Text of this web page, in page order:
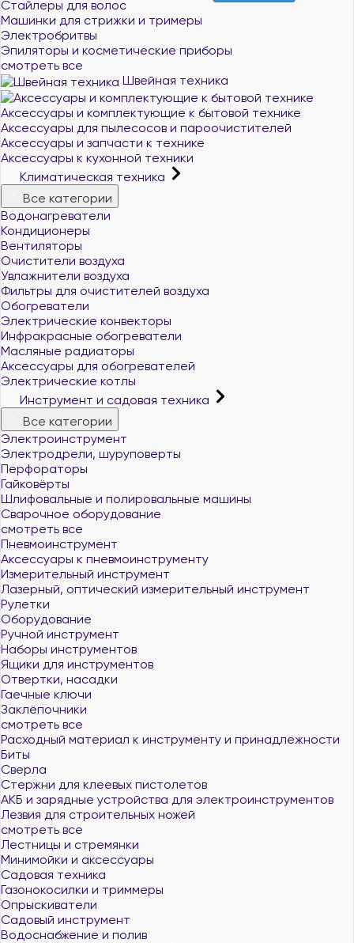
Стайлеры для волос
Машинки для стрижки и тримеры
Электробритвы
Эпиляторы и косметические приборы
смотреть все
Швейная техника
Аксессуары и комплектующие к бытовой технике
Аксессуары для пылесосов и пароочистителей
Аксессуары и запчасти к технике
Аксессуары к кухонной техники
Климатическая техника
Все категории
Водонагреватели
Кондиционеры
Вентиляторы
Очистители воздуха
Увлажнители воздуха
Фильтры для очистителей воздуха
Обогреватели
Электрические конвекторы
Инфракрасные обогреватели
Масляные радиаторы
Аксессуары для обогревателей
Электрические котлы
Инструмент и садовая техника
Все категории
Электроинструмент
Электродрели, шуруповерты
Перфораторы
Гайковёрты
Шлифовальные и полировальные машины
Сварочное оборудование
смотреть все
Пневмоинструмент
Аксессуары к пневмоинструменту
Измерительный инструмент
Лазерный, оптический измерительный инструмент
Рулетки
Оборудование
Ручной инструмент
Наборы инструментов
Ящики для инструментов
Отвертки, насадки
Гаечные ключи
Заклёпочники
смотреть все
Расходный материал к инструменту и принадлежности
Биты
Сверла
Стержни для клеевых пистолетов
АКБ и зарядные устройства для электроинструментов
Лезвия для строительных ножей
смотреть все
Лестницы и стремянки
Минимойки и аксессуары
Садовая техника
Газонокосилки и триммеры
Опрыскиватели
Садовый инструмент
Водоснабжение и полив